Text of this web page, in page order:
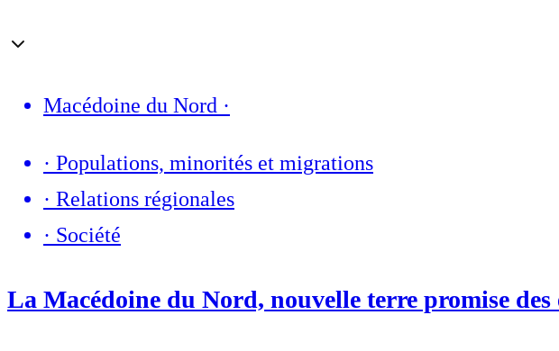
Macédoine du Nord ·
· Populations, minorités et migrations
· Relations régionales
· Société
La Macédoine du Nord, nouvelle terre promise